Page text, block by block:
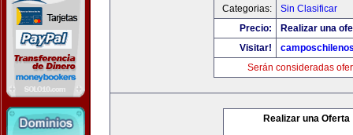
Categorias:
Sin Clasificar
Precio:
Realizar una
Visitar!
Serán consideradas
Realizar una Oferta